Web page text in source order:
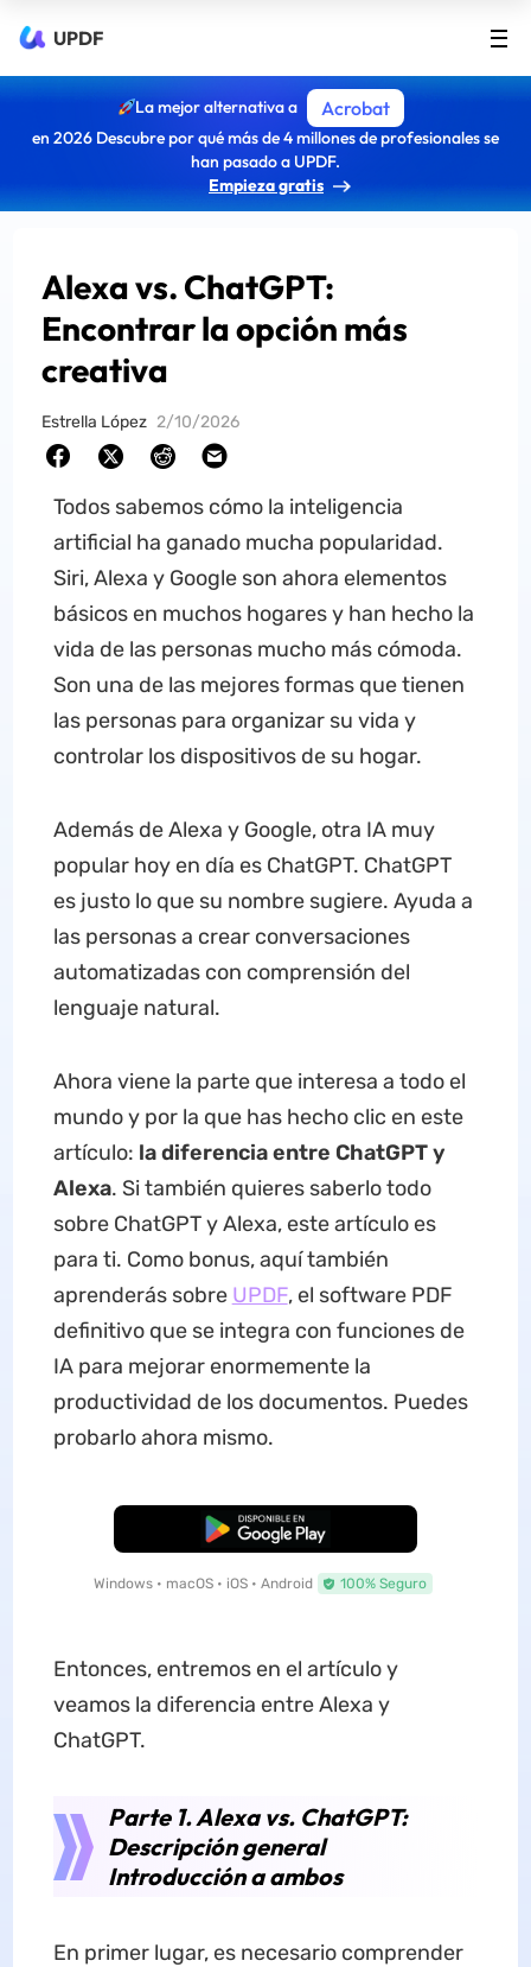
UPDF
La mejor alternativa a Acrobat
en 2026 Descubre por qué más de 4 millones de profesionales se
han pasado a UPDF.
Empieza gratis
Alexa vs. ChatGPT:
Encontrar la opción más
creativa
Estrella López 2/10/2026
Todos sabemos cómo la inteligencia
artificial ha ganado mucha popularidad.
Siri, Alexa y Google son ahora elementos
básicos en muchos hogares y han hecho la
vida de las personas mucho más cómoda.
Son una de las mejores formas que tienen
las personas para organizar su vida y
controlar los dispositivos de su hogar.
Además de Alexa y Google, otra IA muy
popular hoy en día es ChatGPT. ChatGPT
es justo lo que su nombre sugiere. Ayuda a
las personas a crear conversaciones
automatizadas con comprensión del
lenguaje natural.
Ahora viene la parte que interesa a todo el
mundo y por la que has hecho clic en este
artículo: la diferencia entre ChatGPT y
Alexa. Si también quieres saberlo todo
sobre ChatGPT y Alexa, este artículo es
para ti. Como bonus, aquí también
aprenderás sobre UPDF, el software PDF
definitivo que se integra con funciones de
IA para mejorar enormemente la
productividad de los documentos. Puedes
probarlo ahora mismo.
Descarga Gratuita
Windows • macOS • iOS • Android 100% Seguro
Entonces, entremos en el artículo y
veamos la diferencia entre Alexa y
ChatGPT.
Parte 1. Alexa vs. ChatGPT:
Descripción general
Introducción a ambos
En primer lugar, es necesario comprender